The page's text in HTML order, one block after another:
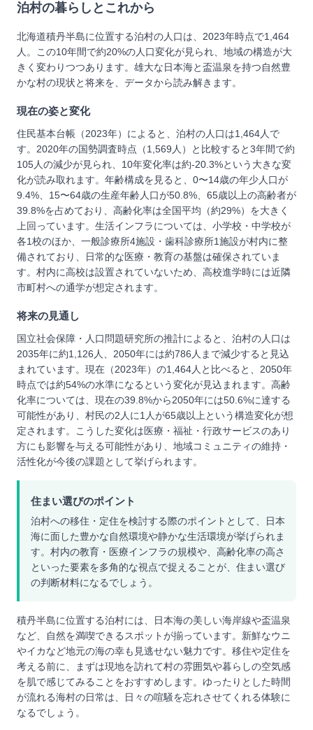
泊村の暮らしとこれから
北海道積丹半島に位置する泊村の人口は、2023年時点で1,464
人。この10年間で約20%の人口変化が見られ、地域の構造が大
きく変わりつつあります。雄大な日本海と盃温泉を持つ自然豊
かな村の現状と将来を、データから読み解きます。
現在の姿と変化
住民基本台帳（2023年）によると、泊村の人口は1,464人で
す。2020年の国勢調査時点（1,569人）と比較すると3年間で約
105人の減少が見られ、10年変化率は約-20.3%という大きな変
化が読み取れます。年齢構成を見ると、0〜14歳の年少人口が
9.4%、15〜64歳の生産年齢人口が50.8%、65歳以上の高齢者が
39.8%を占めており、高齢化率は全国平均（約29%）を大きく
上回っています。生活インフラについては、小学校・中学校が
各1校のほか、一般診療所4施設・歯科診療所1施設が村内に整
備されており、日常的な医療・教育の基盤は確保されていま
す。村内に高校は設置されていないため、高校進学時には近隣
市町村への通学が想定されます。
将来の見通し
国立社会保障・人口問題研究所の推計によると、泊村の人口は
2035年に約1,126人、2050年には約786人まで減少すると見込
まれています。現在（2023年）の1,464人と比べると、2050年
時点では約54%の水準になるという変化が見込まれます。高齢
化率については、現在の39.8%から2050年には50.6%に達する
可能性があり、村民の2人に1人が65歳以上という構造変化が想
定されます。こうした変化は医療・福祉・行政サービスのあり
方にも影響を与える可能性があり、地域コミュニティの維持・
活性化が今後の課題として挙げられます。
住まい選びのポイント
泊村への移住・定住を検討する際のポイントとして、日本
海に面した豊かな自然環境や静かな生活環境が挙げられま
す。村内の教育・医療インフラの規模や、高齢化率の高さ
といった要素を多角的な視点で捉えることが、住まい選び
の判断材料になるでしょう。
積丹半島に位置する泊村には、日本海の美しい海岸線や盃温泉
など、自然を満喫できるスポットが揃っています。新鮮なウニ
やイカなど地元の海の幸も見逃せない魅力です。移住や定住を
考える前に、まずは現地を訪れて村の雰囲気や暮らしの空気感
を肌で感じてみることをおすすめします。ゆったりとした時間
が流れる海村の日常は、日々の喧騒を忘れさせてくれる体験に
なるでしょう。